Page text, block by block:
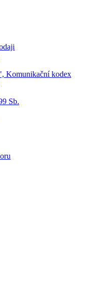
Komunikační kodex
Sb.